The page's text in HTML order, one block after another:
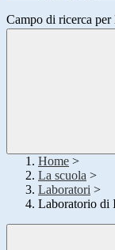
Campo di ricerca per
Home >
La scuola >
Laboratori >
Laboratorio di